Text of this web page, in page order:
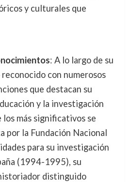
y culturales que
: A lo largo de su
con numerosos
que destacan su
y la investigación
más significativos se
por la Fundación Nacional
para su investigación
(1994-1995), su
distinguido